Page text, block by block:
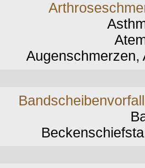
Augenschmerzen,